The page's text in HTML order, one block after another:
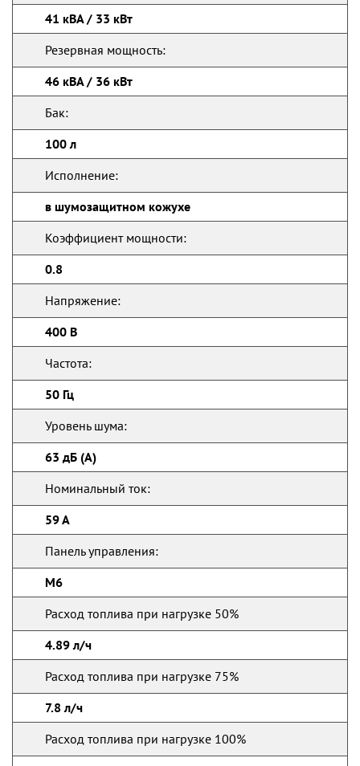
41 кВА / 33 кВт
Резервная мощность:
46 кВА / 36 кВт
Бак:
100 л
Исполнение:
в шумозащитном кожухе
Коэффициент мощности:
0.8
Напряжение:
400 В
Частота:
50 Гц
Уровень шума:
63 дБ (А)
Номинальный ток:
59 А
Панель управления:
М6
Расход топлива при нагрузке 50%
4.89 л/ч
Расход топлива при нагрузке 75%
7.8 л/ч
Расход топлива при нагрузке 100%